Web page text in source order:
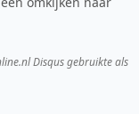
Disqus gebruikte als